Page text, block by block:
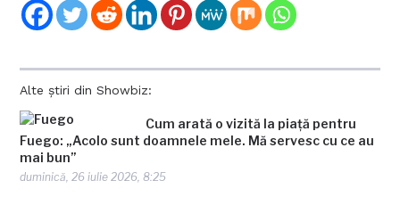
Alte știri din Showbiz:
Cum arată o vizită la piață pentru
Fuego: „Acolo sunt doamnele mele. Mă servesc cu ce au
mai bun”
duminică, 26 iulie 2026, 8:25